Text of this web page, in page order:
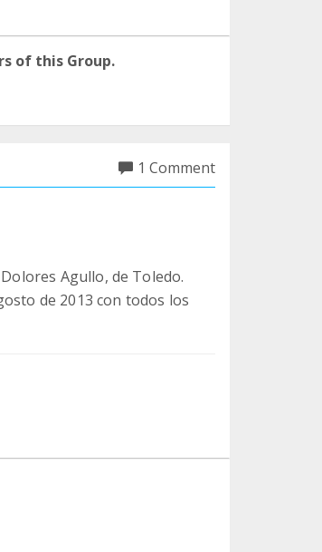
of this Group.
1 Comment
Agullo, de Toledo.
de 2013 con todos los